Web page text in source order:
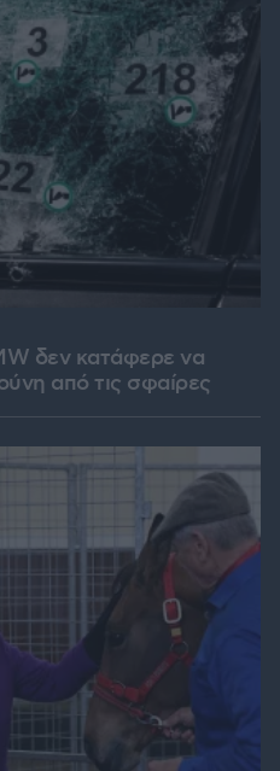
δεν κατάφερε να
από τις σφαίρες